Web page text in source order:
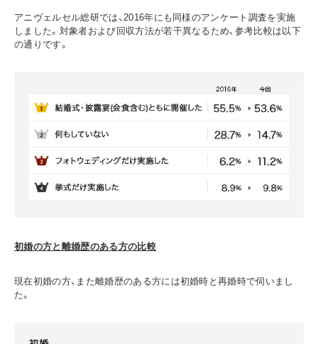
アニヴェルセル総研では、2016年にも同様のアンケート調査を実施
しました。対象者および回収方法が若干異なるため、参考比較は以下
の通りです。
初婚の方と離婚歴のある方の比較
現在初婚の方、また離婚歴のある方には初婚時と再婚時で伺いまし
た。